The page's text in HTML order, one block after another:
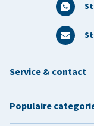
Service & contact
Populaire